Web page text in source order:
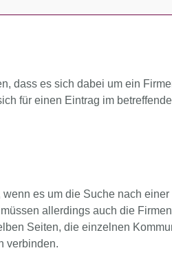
dass es sich dabei um ein
für einen Eintrag im
es um die Suche nach einer
allerdings auch die
Seiten, die einzelnen
verbinden.